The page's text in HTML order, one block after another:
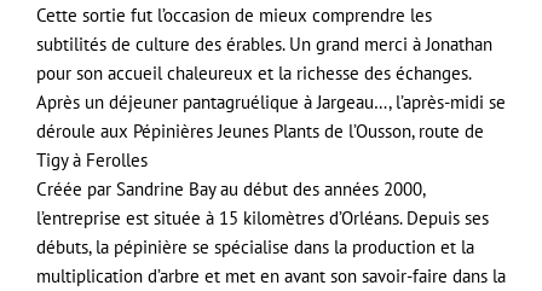
Cette sortie fut l’occasion de mieux comprendre les
subtilités de culture des érables. Un grand merci à Jonathan
pour son accueil chaleureux et la richesse des échanges.
Après un déjeuner pantagruélique à Jargeau…, l’après-midi se
déroule aux Pépinières Jeunes Plants de l’Ousson, route de
Tigy à Ferolles
Créée par Sandrine Bay au début des années 2000,
l’entreprise est située à 15 kilomètres d’Orléans. Depuis ses
débuts, la pépinière se spécialise dans la production et la
multiplication d’arbre et met en avant son savoir-faire dans la